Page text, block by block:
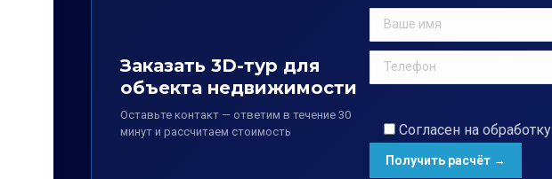
Заказать 3D-тур для
объекта недвижимости
Оставьте контакт — ответим в течение 30
минут и рассчитаем стоимость
Согласен на обработку